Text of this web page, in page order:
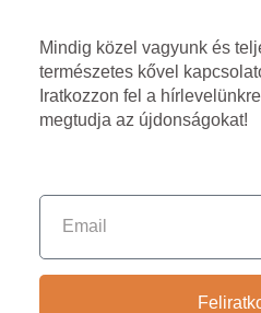
Mindig közel vagyunk és
természetes kővel
Iratkozzon fel a
megtudja az újdonságokat!